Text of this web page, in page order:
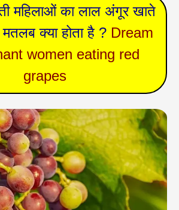
महिलाओं का लाल अंगूर खाते
क्या होता है ? Dream
women eating red
grapes